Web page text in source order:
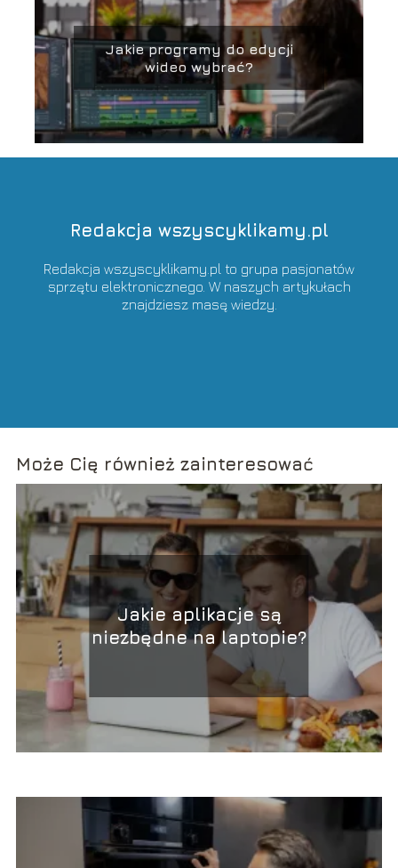
Jakie programy do edycji
wideo wybrać?
Redakcja wszyscyklikamy.pl
Redakcja wszyscyklikamy.pl to grupa pasjonatów
sprzętu elektronicznego. W naszych artykułach
znajdziesz masę wiedzy.
Może Cię również zainteresować
Jakie aplikacje są
niezbędne na laptopie?